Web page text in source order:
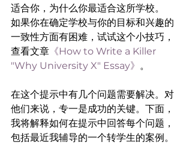
适合你，为什么你最适合这所学校。
如果你在确定学校与你的目标和兴趣的
一致性方面有困难，试试这个小技巧，
查看文章 《How to Write a Killer
"Why University X" Essay》 。
在这个提示中有几个问题需要解决。对
他们来说，专一是成功的关键。下面，
我将解释如何在提示中回答每个问题，
包括最近我辅导的一个转学生的案例。